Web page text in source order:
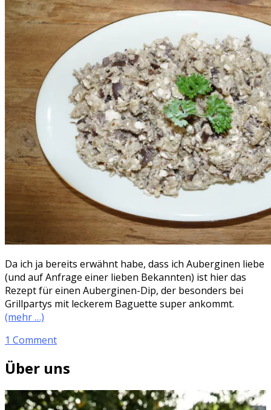
Da ich ja bereits erwähnt habe, dass ich Auberginen liebe
(und auf Anfrage einer lieben Bekannten) ist hier das
Rezept für einen Auberginen-Dip, der besonders bei
Grillpartys mit leckerem Baguette super ankommt.
(mehr …)
1 Comment
Über uns